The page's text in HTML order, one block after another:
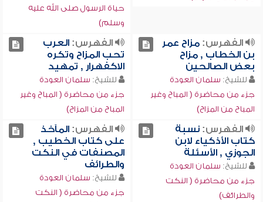
حياة الرسول صلى الله عليه
وسلم)
الفهرس:مزاح عمر
بن الخطاب , مزاح
بعض الصالحين
للشيخ: سلمان العودة
جزء من محاضرة ( المباح وغير
المباح من المزاح)
الفهرس:العرب
تحب المزاح وتكره
الاكفهرار , تمهيد
للشيخ: سلمان العودة
جزء من محاضرة ( المباح وغير
المباح من المزاح)
الفهرس:نسبة
كتاب الأذكياء لابن
الجوزي , الأسئلة
للشيخ: سلمان العودة
جزء من محاضرة ( النكت
والطرائف)
الفهرس:المآخذ
على كتاب الخطيب ,
المصنفات في النكت
والطرائف
للشيخ: سلمان العودة
جزء من محاضرة ( النكت